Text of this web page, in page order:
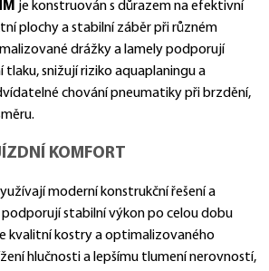
je konstruován s důrazem na efektivní
plochy a stabilní záběr při různém
drážky a lamely podporují
snižují riziko aquaplaningu a
chování pneumatiky při brzdění,
KOMFORT
moderní konstrukční řešení a
podporují stabilní výkon po celou dobu
kvalitní kostry a optimalizovaného
hlučnosti a lepšímu tlumení nerovností,